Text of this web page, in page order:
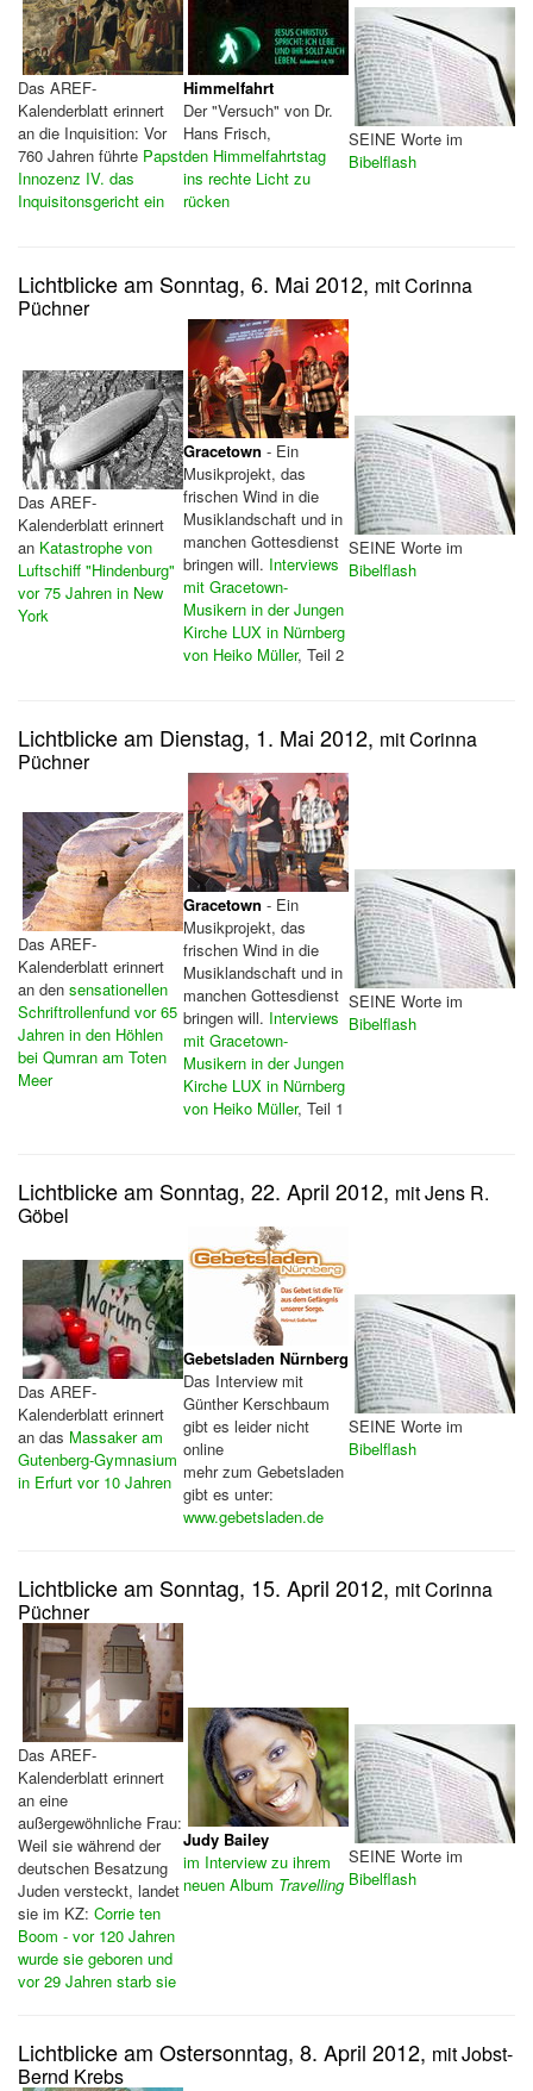
Das AREF-
Kalenderblatt erinnert
an die Inquisition: Vor
760 Jahren führte Papst
Innozenz IV. das
Inquisitonsgericht ein
Himmelfahrt
Der "Versuch" von Dr.
Hans Frisch,
den Himmelfahrtstag
ins rechte Licht zu
rücken
SEINE Worte im
Bibelflash
Lichtblicke am Sonntag, 6. Mai 2012, mit Corinna
Püchner
Das AREF-
Kalenderblatt erinnert
an Katastrophe von
Luftschiff "Hindenburg"
vor 75 Jahren in New
York
Gracetown - Ein
Musikprojekt, das
frischen Wind in die
Musiklandschaft und in
manchen Gottesdienst
bringen will. Interviews
mit Gracetown-
Musikern in der Jungen
Kirche LUX in Nürnberg
von Heiko Müller, Teil 2
SEINE Worte im
Bibelflash
Lichtblicke am Dienstag, 1. Mai 2012, mit Corinna
Püchner
Das AREF-
Kalenderblatt erinnert
an den sensationellen
Schriftrollenfund vor 65
Jahren in den Höhlen
bei Qumran am Toten
Meer
Gracetown - Ein
Musikprojekt, das
frischen Wind in die
Musiklandschaft und in
manchen Gottesdienst
bringen will. Interviews
mit Gracetown-
Musikern in der Jungen
Kirche LUX in Nürnberg
von Heiko Müller, Teil 1
SEINE Worte im
Bibelflash
Lichtblicke am Sonntag, 22. April 2012, mit Jens R.
Göbel
Das AREF-
Kalenderblatt erinnert
an das Massaker am
Gutenberg-Gymnasium
in Erfurt vor 10 Jahren
Gebetsladen Nürnberg
Das Interview mit
Günther Kerschbaum
gibt es leider nicht
online
mehr zum Gebetsladen
gibt es unter:
www.gebetsladen.de
SEINE Worte im
Bibelflash
Lichtblicke am Sonntag, 15. April 2012, mit Corinna
Püchner
Das AREF-
Kalenderblatt erinnert
an eine
außergewöhnliche Frau:
Weil sie während der
deutschen Besatzung
Juden versteckt, landet
sie im KZ: Corrie ten
Boom - vor 120 Jahren
wurde sie geboren und
vor 29 Jahren starb sie
Judy Bailey
im Interview zu ihrem
neuen Album Travelling
SEINE Worte im
Bibelflash
Lichtblicke am Ostersonntag, 8. April 2012, mit Jobst-
Bernd Krebs